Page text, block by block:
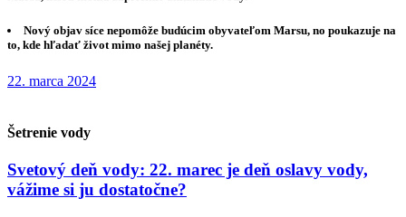
Nový objav síce nepomôže budúcim obyvateľom Marsu, no poukazuje na
to, kde hľadať život mimo našej planéty.
22. marca 2024
Šetrenie vody
Svetový deň vody: 22. marec je deň oslavy vody,
vážime si ju dostatočne?